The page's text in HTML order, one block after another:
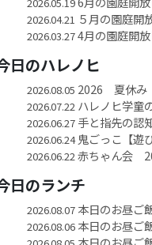
2026.04.21 ５月の園庭開
2026.03.274月の園庭開
日のハレノヒ
2026.08.05 2026 夏休み
2026.07.22 ハレノヒ学
2026.06.27手と指先の認
2026.06.24鬼ごっこ【
2026.06.22 赤ちゃん会
日のランチ
2026.08.07本日のお昼ご
2026.08.06本日のお昼ご